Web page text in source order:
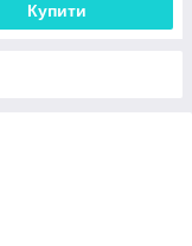
Купити